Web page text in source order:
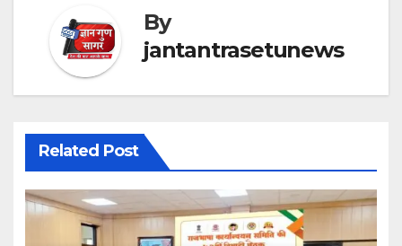
By
jantantrasetunews
Related Post